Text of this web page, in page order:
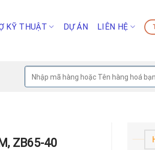
KỸ THUẬT DỰ ÁN LIÊN HỆ
Tìm
kiếm:
ZB65-40